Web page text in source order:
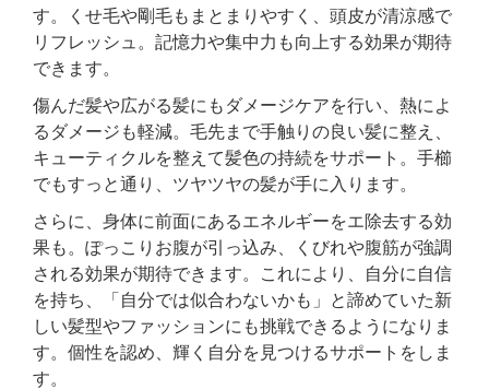
す。くせ毛や剛毛もまとまりやすく、頭皮が清涼感で
リフレッシュ。記憶力や集中力も向上する効果が期待
できます。
傷んだ髪や広がる髪にもダメージケアを行い、熱によ
るダメージも軽減。毛先まで手触りの良い髪に整え、
キューティクルを整えて髪色の持続をサポート。手櫛
でもすっと通り、ツヤツヤの髪が手に入ります。
さらに、身体に前面にあるエネルギーをエ除去する効
果も。ぽっこりお腹が引っ込み、くびれや腹筋が強調
される効果が期待できます。これにより、自分に自信
を持ち、「自分では似合わないかも」と諦めていた新
しい髪型やファッションにも挑戦できるようになりま
す。個性を認め、輝く自分を見つけるサポートをしま
す。